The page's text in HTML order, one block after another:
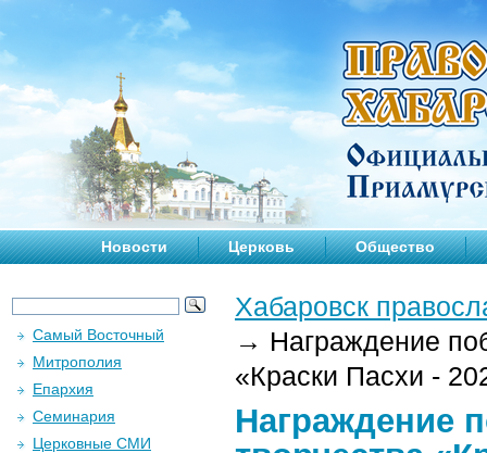
Новости Церковь Общество
Хабаровск
→ Награждение
«Краски Пасхи -
Награждение
Самый Восточный
Митрополия
Епархия
Семинария
Церковные СМИ